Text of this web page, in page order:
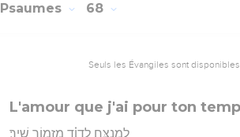
Psaumes 68
Seuls les Évangiles sont
L'amour que j'ai pour ton
לַמְנַצֵּ֥חַ לְדָוִ֗ד מִזְמ֥וֹר שִֽׁיר׃